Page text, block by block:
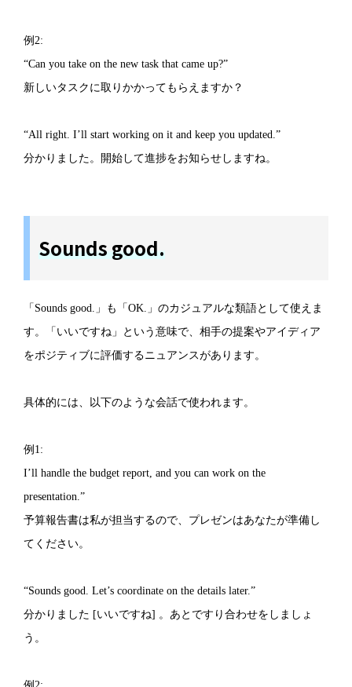
例2:
“Can you take on the new task that came up?”
新しいタスクに取りかかってもらえますか？
“All right. I’ll start working on it and keep you updated.”
分かりました。開始して進捗をお知らせしますね。
Sounds good.
「Sounds good.」も「OK.」のカジュアルな類語として使えま
す。「いいですね」という意味で、相手の提案やアイディア
をポジティブに評価するニュアンスがあります。
具体的には、以下のような会話で使われます。
例1:
I’ll handle the budget report, and you can work on the
presentation.”
予算報告書は私が担当するので、プレゼンはあなたが準備し
てください。
“Sounds good. Let’s coordinate on the details later.”
分かりました [いいですね] 。あとですり合わせをしましょ
う。